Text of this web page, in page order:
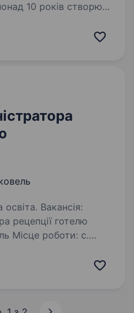
10 років створює
Керуючого
Вакансія:
рецепції готелю
Місце роботи: с.